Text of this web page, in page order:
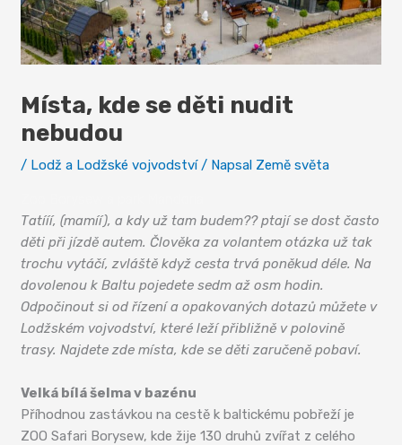
Místa, kde se děti nudit
nebudou
/ Lodž a Lodžské vojvodství/ Napsal Země světa
Tatííí, (mamíí), a kdy už tam budem?? ptají se dost často
děti při jízdě autem. Člověka za volantem otázka už tak
trochu vytáčí, zvláště když cesta trvá poněkud déle. Na
dovolenou k Baltu pojedete sedm až osm hodin.
Odpočinout si od řízení a opakovaných dotazů můžete v
Lodžském vojvodství, které leží přibližně v polovině
trasy. Najdete zde místa, kde se děti zaručeně pobaví.
Velká bílá šelma v bazénu
Příhodnou zastávkou na cestě k baltickému pobřeží je
ZOO Safari Borysew, kde žije 130 druhů zvířat z celého